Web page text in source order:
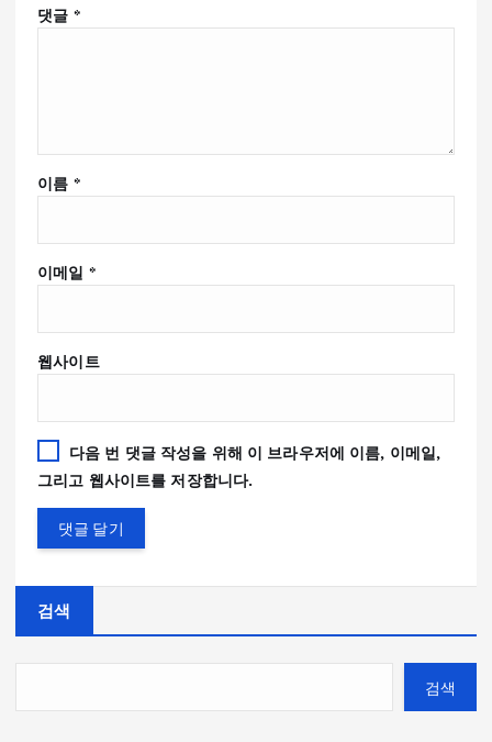
댓글 *
이름 *
이메일 *
웹사이트
다음 번 댓글 작성을 위해 이 브라우저에 이름, 이메일,
그리고 웹사이트를 저장합니다.
검색
검색